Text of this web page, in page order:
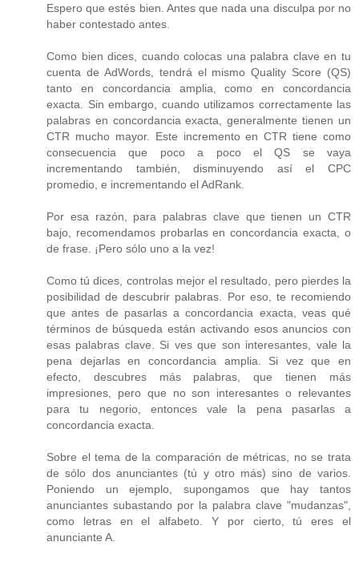
Espero que estés bien. Antes que nada una disculpa por no
haber contestado antes.
Como bien dices, cuando colocas una palabra clave en tu
cuenta de AdWords, tendrá el mismo Quality Score (QS)
tanto en concordancia amplia, como en concordancia
exacta. Sin embargo, cuando utilizamos correctamente las
palabras en concordancia exacta, generalmente tienen un
CTR mucho mayor. Este incremento en CTR tiene como
consecuencia que poco a poco el QS se vaya
incrementando también, disminuyendo así el CPC
promedio, e incrementando el AdRank.
Por esa razón, para palabras clave que tienen un CTR
bajo, recomendamos probarlas en concordancia exacta, o
de frase. ¡Pero sólo uno a la vez!
Como tú dices, controlas mejor el resultado, pero pierdes la
posibilidad de descubrir palabras. Por eso, te recomiendo
que antes de pasarlas a concordancia exacta, veas qué
términos de búsqueda están activando esos anuncios con
esas palabras clave. Si ves que son interesantes, vale la
pena dejarlas en concordancia amplia. Si vez que en
efecto, descubres más palabras, que tienen más
impresiones, pero que no son interesantes o relevantes
para tu negorio, entonces vale la pena pasarlas a
concordancia exacta.
Sobre el tema de la comparación de métricas, no se trata
de sólo dos anunciantes (tú y otro más) sino de varios.
Poniendo un ejemplo, supongamos que hay tantos
anunciantes subastando por la palabra clave "mudanzas",
como letras en el alfabeto. Y por cierto, tú eres el
anunciante A.